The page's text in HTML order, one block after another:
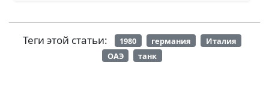
Теги этой статьи: 1980 германия
Италия
ОАЭ
танк